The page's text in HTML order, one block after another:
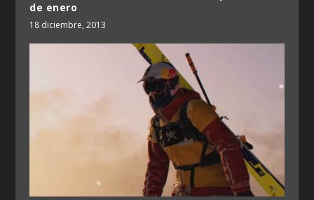
de enero
18 diciembre, 2013